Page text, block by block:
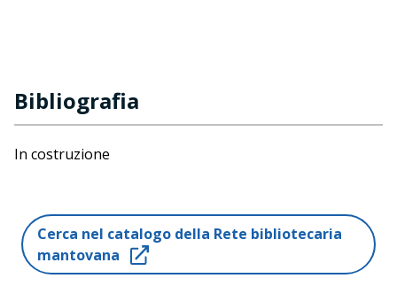
Bibliografia
In costruzione
Cerca nel catalogo della Rete bibliotecaria
mantovana